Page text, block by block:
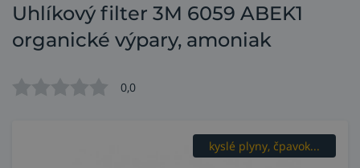
Uhlíkový filter 3M 6059 ABEK1
organické výpary, amoniak
0,0
kyslé plyny, čpavok...